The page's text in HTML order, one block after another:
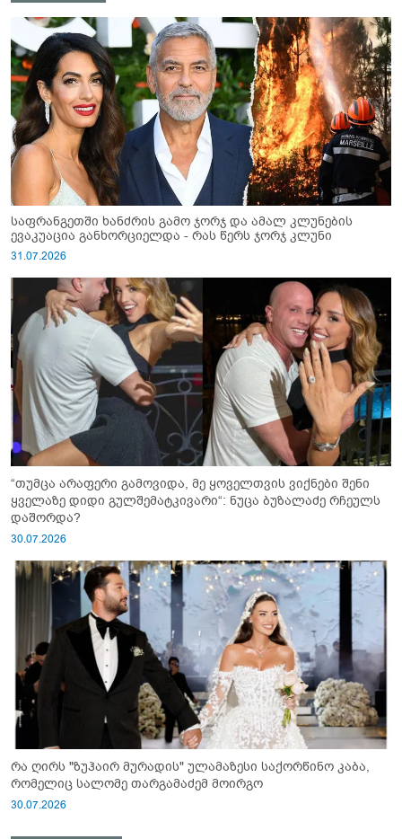
საფრანგეთში ხანძრის გამო ჯორჯ და ამალ კლუნების
ევაკუაცია განხორციელდა - რას წერს ჯორჯ კლუნი
31.07.2026
“თუმცა არაფერი გამოვიდა, მე ყოველთვის ვიქნები შენი
ყველაზე დიდი გულშემატკივარი“: ნუცა ბუზალაძე რჩეულს
დაშორდა?
30.07.2026
რა ღირს "ზუჰაირ მურადის" ულამაზესი საქორწინო კაბა,
რომელიც სალომე თარგამაძემ მოირგო
30.07.2026